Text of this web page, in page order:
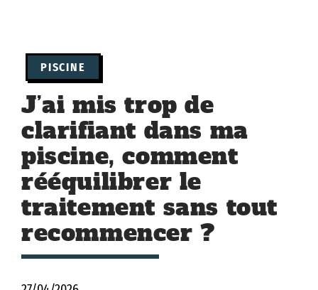
PISCINE
J’ai mis trop de
clarifiant dans ma
piscine, comment
rééquilibrer le
traitement sans tout
recommencer ?